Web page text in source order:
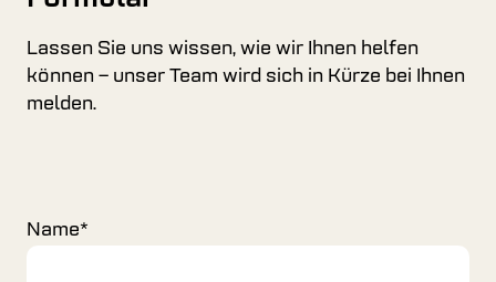
Lassen Sie uns wissen, wie wir Ihnen helfen
können – unser Team wird sich in Kürze bei Ihnen
melden.
Name*